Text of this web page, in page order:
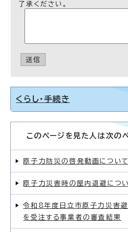
了承ください。
送信
くらし・手続き
このページを見た人は次の
原子力防災の啓発動画について
原子力災害時の屋内退避につ
令和8年度日立市原子力災害
を受注する事業者の審査結果